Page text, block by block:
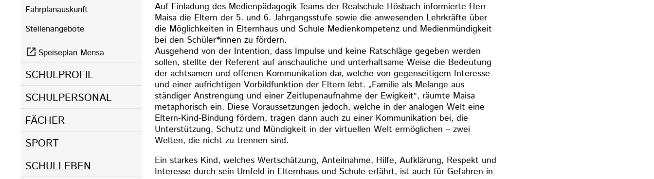
Auf Einladung des Medienpädagogik-Teams der Realschule Hösbach informierte Herr
Maisa die Eltern der 5. und 6. Jahrgangsstufe sowie die anwesenden Lehrkräfte über
die Möglichkeiten in Elternhaus und Schule Medienkompetenz und Medienmündigkeit
bei den Schüler*innen zu fördern.
Ausgehend von der Intention, dass Impulse und keine Ratschläge gegeben werden
sollen, stellte der Referent auf anschauliche und unterhaltsame Weise die Bedeutung
der achtsamen und offenen Kommunikation dar, welche von gegenseitigem Interesse
und einer aufrichtigen Vorbildfunktion der Eltern lebt. „Familie als Melange aus
ständiger Anstrengung und einer Zeitlupenaufnahme der Ewigkeit“, räumte Maisa
metaphorisch ein. Diese Voraussetzungen jedoch, welche in der analogen Welt eine
Eltern-Kind-Bindung fördern, tragen dann auch zu einer Kommunikation bei, die
Unterstützung, Schutz und Mündigkeit in der virtuellen Welt ermöglichen – zwei
Welten, die nicht zu trennen sind.
Ein starkes Kind, welches Wertschätzung, Anteilnahme, Hilfe, Aufklärung, Respekt und
Interesse durch sein Umfeld in Elternhaus und Schule erfährt, ist auch für Gefahren in
Fahrplanauskunft
Stellenangebote
Speiseplan Mensa
SCHULPROFIL
SCHULPERSONAL
FÄCHER
SPORT
SCHULLEBEN